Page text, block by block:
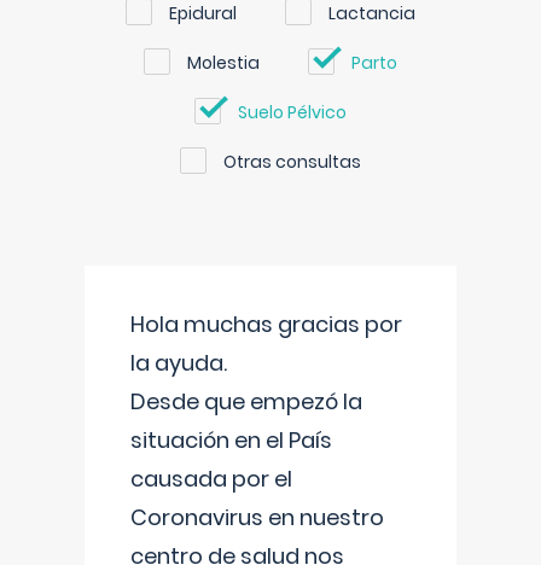
Epidural Lactancia
Molestia Parto
Suelo Pélvico
Otras consultas
Hola muchas gracias por
la ayuda.
Desde que empezó la
situación en el País
causada por el
Coronavirus en nuestro
centro de salud nos